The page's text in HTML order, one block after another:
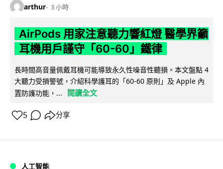
arthur 3 小時
AirPods 用家注意聽力響紅燈 醫學界籲
耳機用戶謹守「60-60」鐵律
長時間高音量佩戴耳機可能導致永久性噪音性聽損。本文盤點 4
大聽力受損警號，介紹科學護耳的「60-60 原則」及 Apple 內
置防護功能，...
閱讀全文
5 分享
人工智能